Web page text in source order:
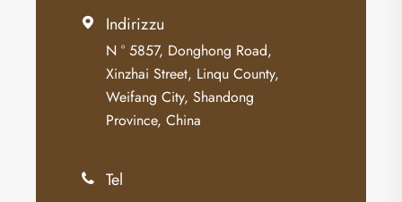
 Indirizzu
N ° 5857, Donghong Road,
Xinzhai Street, Linqu County,
Weifang City, Shandong
Province, China
 Tel